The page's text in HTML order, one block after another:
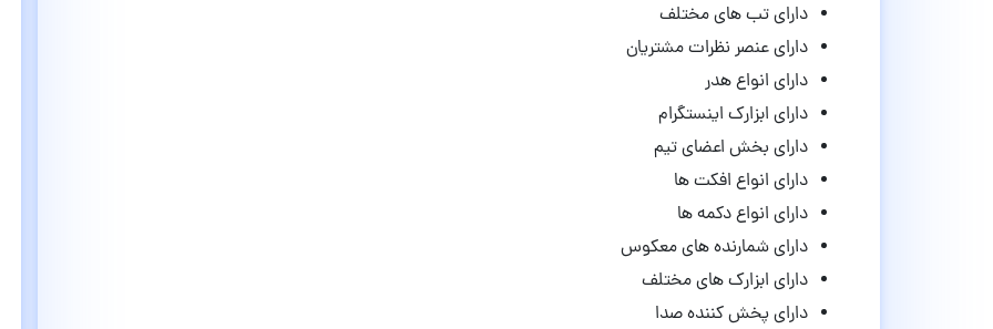
دارای تب های مختلف
دارای عنصر نظرات مشتریان
دارای انواع هدر
دارای ابزارک اینستگرام
دارای بخش اعضای تیم
دارای انواع افکت ها
دارای انواع دکمه ها
دارای شمارنده های معکوس
دارای ابزارک های مختلف
دارای پخش کننده صدا